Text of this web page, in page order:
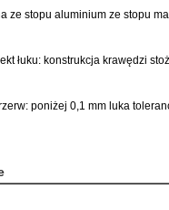
ze stopu aluminium ze stopu
łuku: konstrukcja krawędzi
poniżej 0,1 mm luka